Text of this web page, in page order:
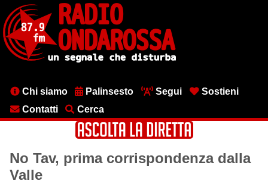
contenuto
principale
MenuChi siamo Palinsesto Segui
Sostieni
Contatti
Cerca
No Tav, prima corrispondenza dalla
Valle